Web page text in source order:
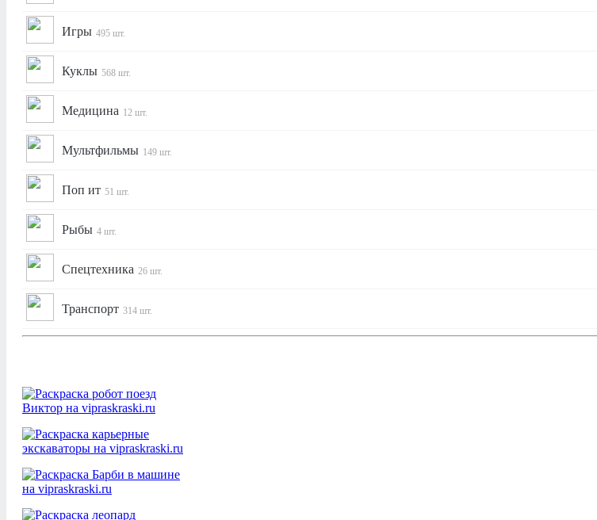
Игры 495 шт.
Куклы 568 шт.
Медицина 12 шт.
Мультфильмы 149 шт.
Поп ит 51 шт.
Рыбы 4 шт.
Спецтехника 26 шт.
Транспорт 314 шт.